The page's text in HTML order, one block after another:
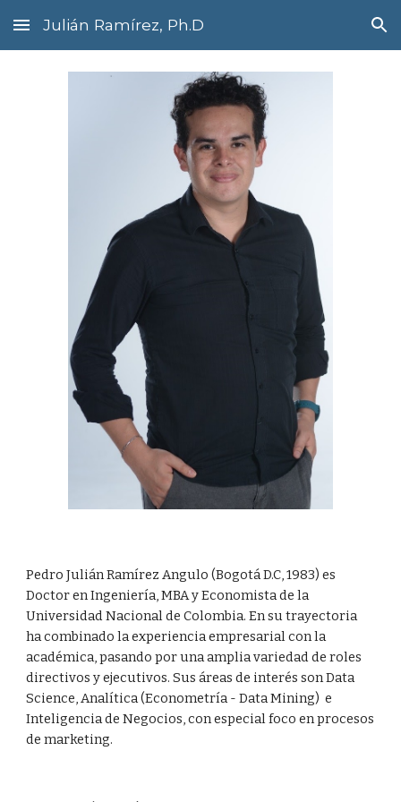
Skip to main content Skip to navigation
Julián Ramírez, Ph.D
Pedro Julián Ramírez Angulo (Bogotá D.C, 1983) es
Doctor en Ingeniería, MBA y Economista de la
Universidad Nacional de Colombia. En su trayectoria
ha combinado la experiencia empresarial con la
académica, pasando por una amplia variedad de roles
directivos y ejecutivos. Sus áreas de interés son Data
Science, Analítica (Econometría - Data Mining)  e
Inteligencia de Negocios, con especial foco en procesos
de marketing.